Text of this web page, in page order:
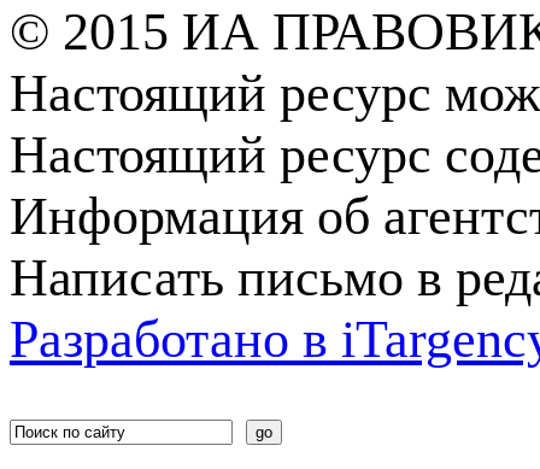
© 2015 ИА
Настоящий ресурс
Настоящий ресурс
Информация об
Написать письмо в
Разработано в i